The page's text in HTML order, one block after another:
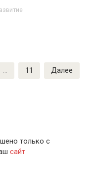
… 11 Далее
только с
сайт